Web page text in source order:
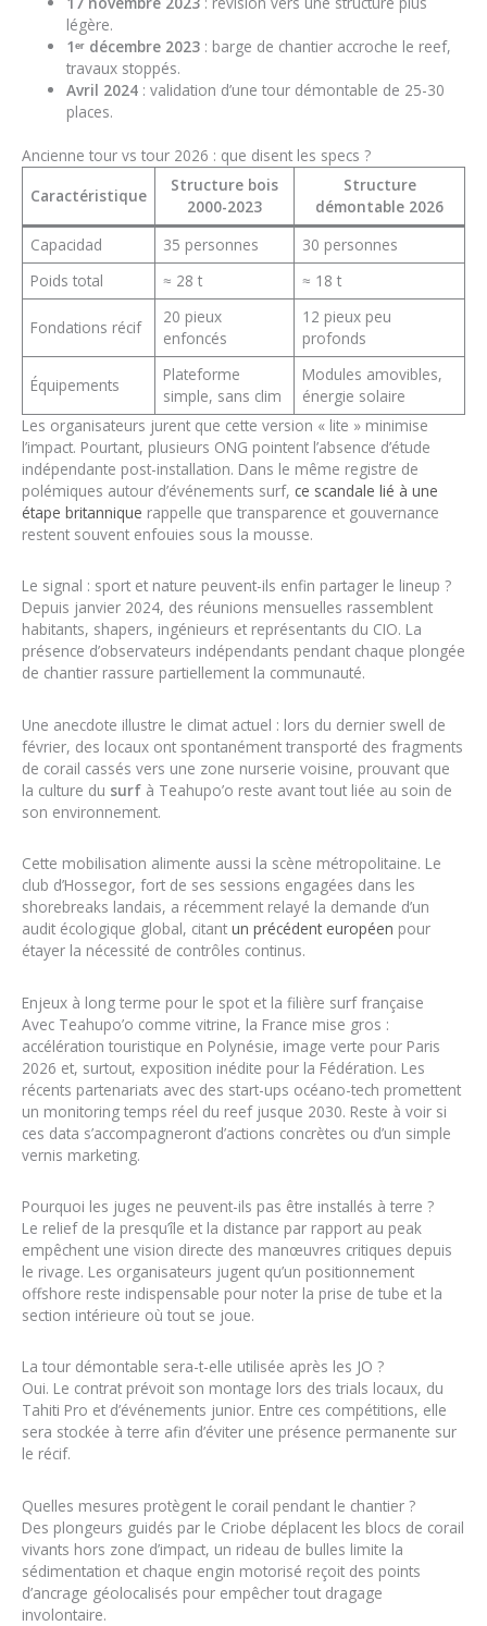
légère.
1ᵉʳ décembre 2023 : barge de chantier accroche le reef,
travaux stoppés.
Avril 2024 : validation d’une tour démontable de 25-30
places.
Ancienne tour vs tour 2026 : que disent les specs ?
Caractéristique
Structure bois
2000-2023
Structure
démontable 2026
Capacidad
35 personnes
30 personnes
Poids total
≈ 28 t ≈ 18 t
Fondations récif
20 pieux
enfoncés
12 pieux peu
profonds
Équipements
Plateforme
simple, sans clim
Modules amovibles,
énergie solaire
Les organisateurs jurent que cette version « lite » minimise
l’impact. Pourtant, plusieurs ONG pointent l’absence d’étude
indépendante post-installation. Dans le même registre de
polémiques autour d’événements surf, ce scandale lié à une
étape britannique rappelle que transparence et gouvernance
restent souvent enfouies sous la mousse.
Le signal : sport et nature peuvent-ils enfin partager le lineup ?
Depuis janvier 2024, des réunions mensuelles rassemblent
habitants, shapers, ingénieurs et représentants du CIO. La
présence d’observateurs indépendants pendant chaque plongée
de chantier rassure partiellement la communauté.
Une anecdote illustre le climat actuel : lors du dernier swell de
février, des locaux ont spontanément transporté des fragments
de corail cassés vers une zone nurserie voisine, prouvant que
la culture du surf à Teahupo’o reste avant tout liée au soin de
son environnement.
Cette mobilisation alimente aussi la scène métropolitaine. Le
club d’Hossegor, fort de ses sessions engagées dans les
shorebreaks landais, a récemment relayé la demande d’un
audit écologique global, citant un précédent européen pour
étayer la nécessité de contrôles continus.
Enjeux à long terme pour le spot et la filière surf française
Avec Teahupo’o comme vitrine, la France mise gros :
accélération touristique en Polynésie, image verte pour Paris
2026 et, surtout, exposition inédite pour la Fédération. Les
récents partenariats avec des start-ups océano-tech promettent
un monitoring temps réel du reef jusque 2030. Reste à voir si
ces data s’accompagneront d’actions concrètes ou d’un simple
vernis marketing.
Pourquoi les juges ne peuvent-ils pas être installés à terre ?
Le relief de la presqu’île et la distance par rapport au peak
empêchent une vision directe des manœuvres critiques depuis
le rivage. Les organisateurs jugent qu’un positionnement
offshore reste indispensable pour noter la prise de tube et la
section intérieure où tout se joue.
La tour démontable sera-t-elle utilisée après les JO ?
Oui. Le contrat prévoit son montage lors des trials locaux, du
Tahiti Pro et d’événements junior. Entre ces compétitions, elle
sera stockée à terre afin d’éviter une présence permanente sur
le récif.
Quelles mesures protègent le corail pendant le chantier ?
Des plongeurs guidés par le Criobe déplacent les blocs de corail
vivants hors zone d’impact, un rideau de bulles limite la
sédimentation et chaque engin motorisé reçoit des points
d’ancrage géolocalisés pour empêcher tout dragage
involontaire.